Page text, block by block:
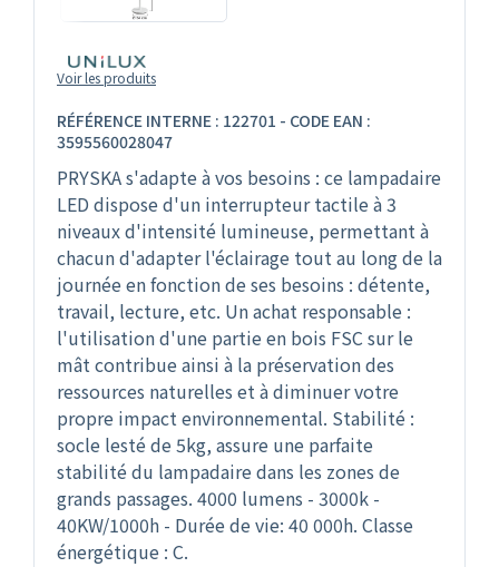
RÉFÉRENCE INTERNE : 122701 - CODE EAN :
3595560028047
PRYSKA s'adapte à vos besoins : ce lampadaire
LED dispose d'un interrupteur tactile à 3
niveaux d'intensité lumineuse, permettant à
chacun d'adapter l'éclairage tout au long de la
journée en fonction de ses besoins : détente,
travail, lecture, etc. Un achat responsable :
l'utilisation d'une partie en bois FSC sur le
mât contribue ainsi à la préservation des
ressources naturelles et à diminuer votre
propre impact environnemental. Stabilité :
socle lesté de 5kg, assure une parfaite
stabilité du lampadaire dans les zones de
grands passages. 4000 lumens - 3000k -
40KW/1000h - Durée de vie: 40 000h. Classe
énergétique : C.
Voir les produits